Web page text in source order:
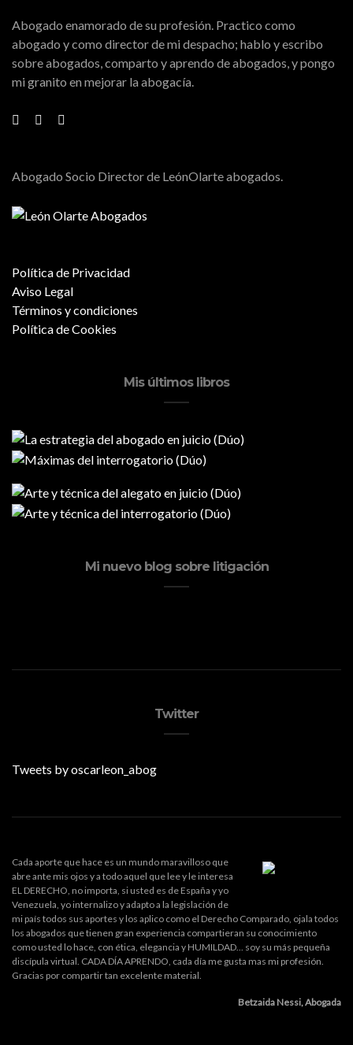
Abogado enamorado de su profesión. Practico como
abogado y como director de mi despacho; hablo y escribo
sobre abogados, comparto y aprendo de abogados, y pongo
mi granito en mejorar la abogacía.
Abogado Socio Director de LeónOlarte abogados.
Política de Privacidad
Aviso Legal
Términos y condiciones
Política de Cookies
Mis últimos libros
Mi nuevo blog sobre litigación
Twitter
Tweets by oscarleon_abog
Cada aporte que hace es un mundo maravilloso que
abre ante mis ojos y a todo aquel que lee y le interesa
EL DERECHO, no importa, si usted es de España y yo
Venezuela, yo internalizo y adapto a la legislación de
mi país todos sus aportes y los aplico como el Derecho Comparado, ojala todos
los abogados que tienen gran experiencia compartieran su conocimiento
como usted lo hace, con ética, elegancia y HUMILDAD... soy su más pequeña
discípula virtual. CADA DÍA APRENDO, cada día me gusta mas mi profesión.
Gracias por compartir tan excelente material.
Betzaida Nessi, Abogada